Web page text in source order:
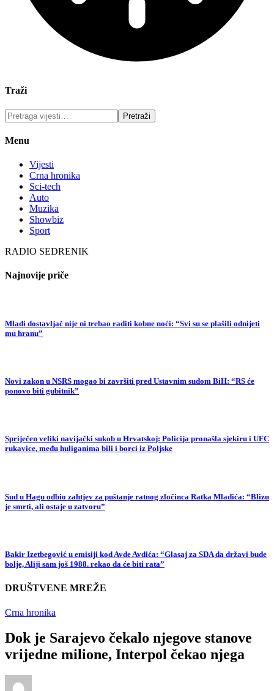
Traži
Menu
Vijesti
Crna hronika
Sci-tech
Auto
Muzika
Showbiz
Sport
RADIO SEDRENIK
Najnovije priče
Mladi dostavljač nije ni trebao raditi kobne noći: “Svi su se plašili odnijeti
mu hranu”
Novi zakon u NSRS mogao bi završiti pred Ustavnim sudom BiH: “RS će
ponovo biti gubitnik”
Spriječen veliki navijački sukob u Hrvatskoj: Policija pronašla sjekiru i UFC
rukavice, među huliganima bili i borci iz Poljske
Sud u Hagu odbio zahtjev za puštanje ratnog zločinca Ratka Mladića: “Blizu
je smrti, ali ostaje u zatvoru”
Bakir Izetbegović u emisiji kod Avde Avdića: “Glasaj za SDA da državi bude
bolje, Aliji sam još 1988. rekao da će biti rata”
DRUŠTVENE MREŽE
Crna hronika
Dok je Sarajevo čekalo njegove stanove
vrijedne milione, Interpol čekao njega